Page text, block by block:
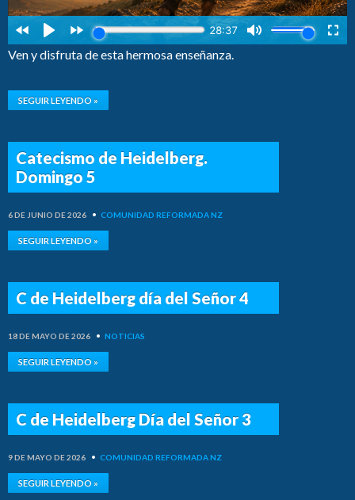
Ven y disfruta de esta hermosa enseñanza.
SEGUIR LEYENDO »
Catecismo de Heidelberg.
Domingo 5
6 DE JUNIO DE 2026 • COMUNIDAD REFORMADA NZ
SEGUIR LEYENDO »
C de Heidelberg día del Señor 4
18 DE MAYO DE 2026 • NOTICIAS
SEGUIR LEYENDO »
C de Heidelberg Día del Señor 3
9 DE MAYO DE 2026 • COMUNIDAD REFORMADA NZ
SEGUIR LEYENDO »